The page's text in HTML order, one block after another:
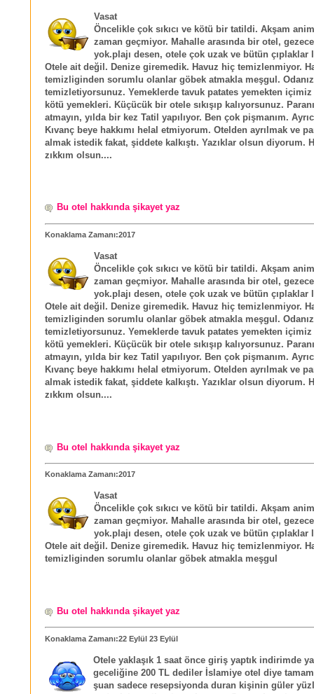
Vasat
Öncelikle çok sıkıcı ve kötü bir tatildi. Akşam
zaman geçmiyor. Mahalle arasında bir otel,
yok.plajı desen, otele çok uzak ve bütün çıplaklar
Otele ait değil. Denize giremedik. Havuz hiç temizlenmiyor.
temizliginden sorumlu olanlar göbek atmakla meşgul.
temizletiyorsunuz. Yemeklerde tavuk patates yemekten
kötü yemekleri. Küçücük bir otele sıkışıp kalıyorsunuz.
atmayın, yılda bir kez Tatil yapılıyor. Ben çok pişmanım.
Kıvanç beye hakkımı helal etmiyorum. Otelden ayrılmak ve
almak istedik fakat, şiddete kalkıştı. Yazıklar olsun diyorum.
zıkkım olsun....
Bu otel hakkında şikayet yaz
Konaklama Zamanı:2017
Vasat
Öncelikle çok sıkıcı ve kötü bir tatildi. Akşam
zaman geçmiyor. Mahalle arasında bir otel,
yok.plajı desen, otele çok uzak ve bütün çıplaklar
Otele ait değil. Denize giremedik. Havuz hiç temizlenmiyor.
temizliginden sorumlu olanlar göbek atmakla meşgul.
temizletiyorsunuz. Yemeklerde tavuk patates yemekten
kötü yemekleri. Küçücük bir otele sıkışıp kalıyorsunuz.
atmayın, yılda bir kez Tatil yapılıyor. Ben çok pişmanım.
Kıvanç beye hakkımı helal etmiyorum. Otelden ayrılmak ve
almak istedik fakat, şiddete kalkıştı. Yazıklar olsun diyorum.
zıkkım olsun....
Bu otel hakkında şikayet yaz
Konaklama Zamanı:2017
Vasat
Öncelikle çok sıkıcı ve kötü bir tatildi. Akşam
zaman geçmiyor. Mahalle arasında bir otel,
yok.plajı desen, otele çok uzak ve bütün çıplaklar
Otele ait değil. Denize giremedik. Havuz hiç temizlenmiyor.
temizliginden sorumlu olanlar göbek atmakla meşgul
Bu otel hakkında şikayet yaz
Konaklama Zamanı:22 Eylül 23 Eylül
Otele yaklaşık 1 saat önce giriş yaptık indirimde
geceliğine 200 TL dediler İslamiye otel diye
şuan sadece resepsiyonda duran kişinin güler